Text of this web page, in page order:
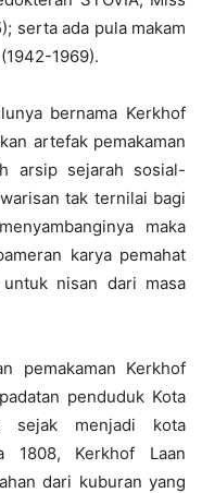
serta ada pula makam
1969).
bernama Kerkhof
artefak pemakaman
arsip sejarah sosial-
tak ternilai bagi
maka
karya pemahat
nisan dari masa
pemakaman Kerkhof
penduduk Kota
sejak menjadi kota
1808, Kerkhof Laan
dari kuburan yang